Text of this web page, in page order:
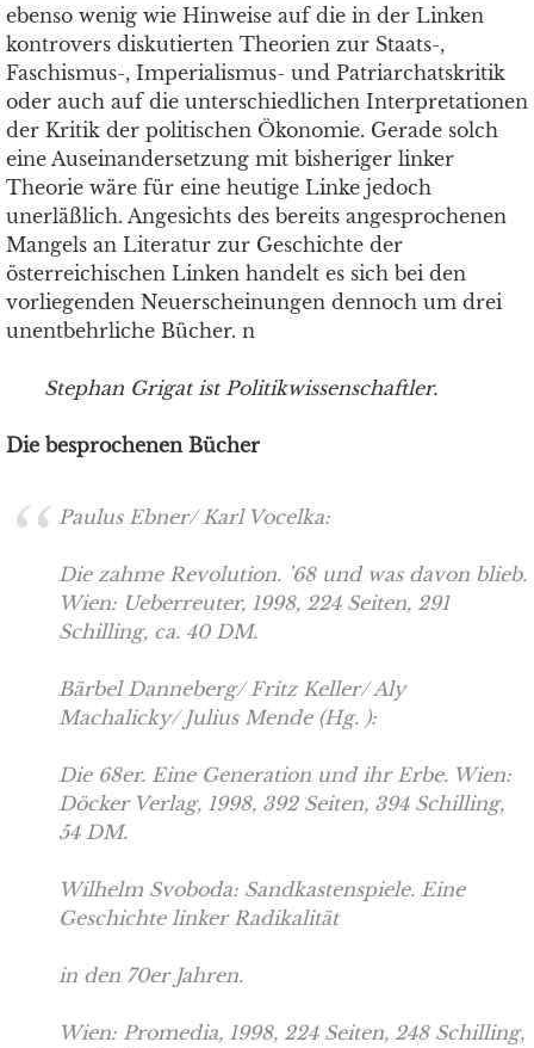
ebenso wenig wie Hinweise auf die in der Linken
kontrovers diskutierten Theorien zur Staats-,
Faschismus-, Imperialismus- und Patriarchatskritik
oder auch auf die unterschiedlichen Interpretationen
der Kritik der politischen Ökonomie. Gerade solch
eine Auseinandersetzung mit bisheriger linker
Theorie wäre für eine heutige Linke jedoch
unerläßlich. Angesichts des bereits angesprochenen
Mangels an Literatur zur Geschichte der
österreichischen Linken handelt es sich bei den
vorliegenden Neuerscheinungen dennoch um drei
unentbehrliche Bücher. n
Stephan Grigat ist Politikwissenschaftler.
Die besprochenen Bücher
Paulus Ebner/ Karl Vocelka:
Die zahme Revolution. ’68 und was davon blieb.
Wien: Ueberreuter, 1998, 224 Seiten, 291
Schilling, ca. 40 DM.
Bärbel Danneberg/ Fritz Keller/ Aly
Machalicky/ Julius Mende (Hg. ):
Die 68er. Eine Generation und ihr Erbe. Wien:
Döcker Verlag, 1998, 392 Seiten, 394 Schilling,
54 DM.
Wilhelm Svoboda: Sandkastenspiele. Eine
Geschichte linker Radikalität
in den 70er Jahren.
Wien: Promedia, 1998, 224 Seiten, 248 Schilling,